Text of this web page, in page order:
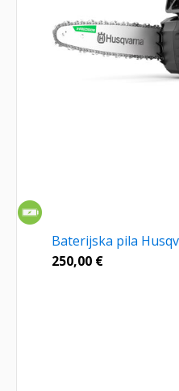
Baterijska pila
250,00 €